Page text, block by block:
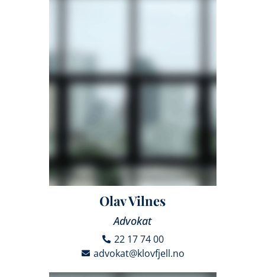
Olav Vilnes
Advokat
22 17 74 00
advokat@klovfjell.no